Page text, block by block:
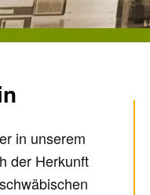
in unserem
der Herkunft